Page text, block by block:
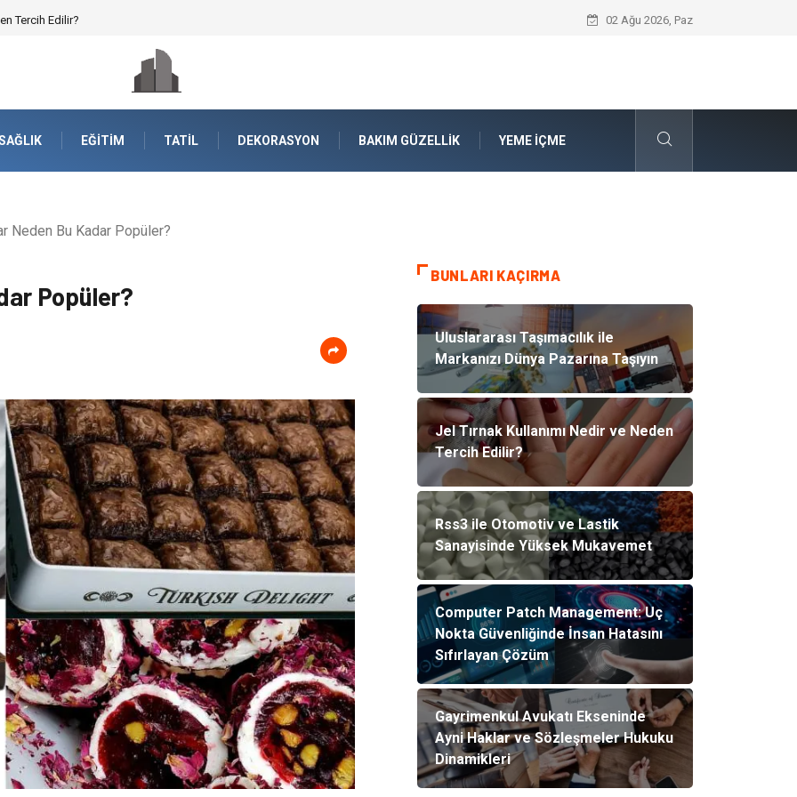
Tercih Edilir? Rss3 ile Otomotiv ve Lastik
02 Ağu 2026, Paz
EĞITIM TATIL DEKORASYON BAKIM GÜZELLIK YEME İÇME
Neden Bu Kadar Popüler?
Popüler?
BUNLARI KAÇIRMA
Uluslararası Taşımacılık ile
Markanızı Dünya Pazarına Taşıyın
Jel Tırnak Kullanımı Nedir ve Neden
Tercih Edilir?
Rss3 ile Otomotiv ve Lastik
Sanayisinde Yüksek Mukavemet
Computer Patch Management: Uç
Nokta Güvenliğinde İnsan Hatasını
Sıfırlayan Çözüm
Gayrimenkul Avukatı Ekseninde
Ayni Haklar ve Sözleşmeler Hukuku
Dinamikleri